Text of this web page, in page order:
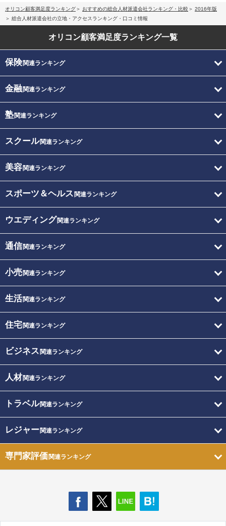
オリコン顧客満足度ランキング おすすめの総合人材派遣会社ランキング・比較
2016年版
総合人材派遣会社の立地・アクセスランキング・口コミ情報
オリコン顧客満足度ランキング一覧
保険関連ランキング
金融関連ランキング
塾関連ランキング
スクール関連ランキング
美容関連ランキング
スポーツ＆ヘルス 関連ランキング
ウエディング関連ランキング
通信関連ランキング
小売関連ランキング
生活関連ランキング
住宅関連ランキング
ビジネス 関連ランキング
人材関連ランキング
トラベル関連ランキング
レジャー関連ランキング
専門家評価関連ランキング